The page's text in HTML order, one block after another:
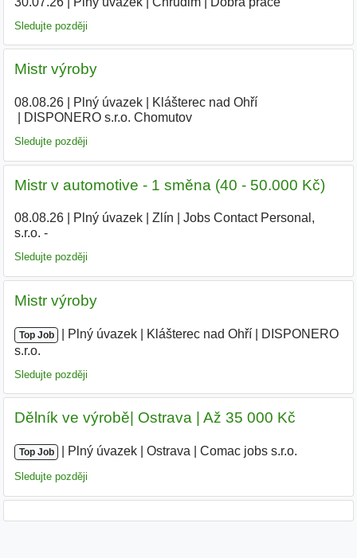
Sledujte později
Mistr výroby
08.08.26| Plný úvazek| Klášterec nad Ohří|
DISPONERO s.r.o. Chomutov
Sledujte později
Mistr v automotive - 1 směna (40 - 50.000 Kč)
08.08.26| Plný úvazek| Zlín
Jobs Contact Personal,
s.r.o. -
Sledujte později
Mistr výroby
Top Job Plný úvazek Klášterec nad Ohří
DISPONERO
s.r.o.
Sledujte později
Dělník ve výrobě| Ostrava | Až 35 000 Kč
Top Job Plný úvazek Ostrava Comac jobs s.r.o.
Sledujte později